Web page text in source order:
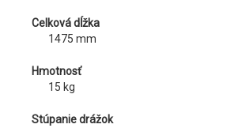
Celková dĺžka
1475 mm
Hmotnosť
15 kg
Stúpanie drážok